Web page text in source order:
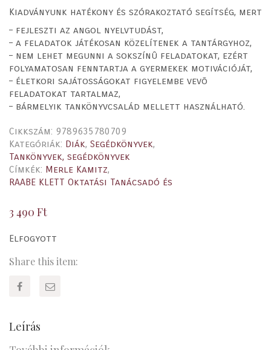
Kiadványunk hatékony és szórakoztató segítség, mert
– fejleszti az angol nyelvtudást,
– a feladatok játékosan közelítenek a tantárgyhoz,
– nem lehet megunni a sokszínû feladatokat, ezért
folyamatosan fenntartja a gyermekek motivációját,
– életkori sajátosságokat figyelembe vevõ
feladatokat tartalmaz,
– bármelyik tankönyvcsalád mellett használható.
Cikkszám: 9789635780709
Kategóriák: Diák, Segédkönyvek,
Tankönyvek, segédkönyvek
Címkék: Merle Kamitz,
RAABE KLETT Oktatási Tanácsadó és
3 490 Ft
Elfogyott
Share this item:
Leírás